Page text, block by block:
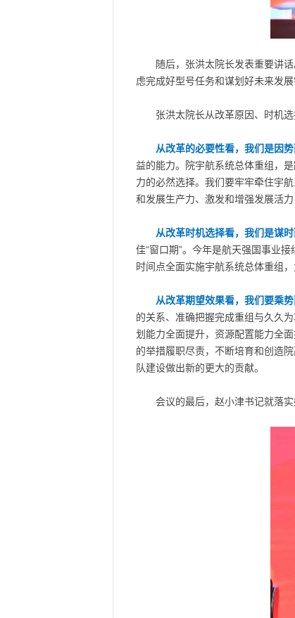
随后，张洪太院长发表重要讲
虑完成好型号任务和谋划好未来发
张洪太院长从改革原因、时机
从改革的必要性看，我们是因势
益的能力。院宇航系统总体重组，
力的必然选择。我们要牢牢牵住宇
和发展生产力、激发和增强发展活
从改革时机选择看，我们是谋时
佳“窗口期”。今年是航天强国事业
时间点全面实施宇航系统总体重组
从改革期望效果看，我们要乘势
的关系、准确把握完成重组与久久
划能力全面提升，资源配置能力全
的举措履职尽责，不断培育和创造
队建设做出新的更大的贡献。
会议的最后，赵小津书记就落